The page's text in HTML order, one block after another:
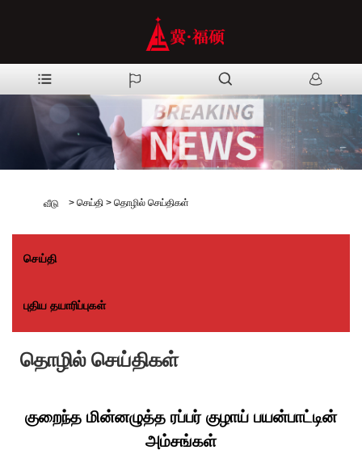
வீடு > செய்தி > தொழில் செய்திகள்
செய்தி
புதிய தயாரிப்புகள்
தொழில் செய்திகள்
குறைந்த மின்னழுத்த ரப்பர் குழாய் பயன்பாட்டின்
அம்சங்கள்